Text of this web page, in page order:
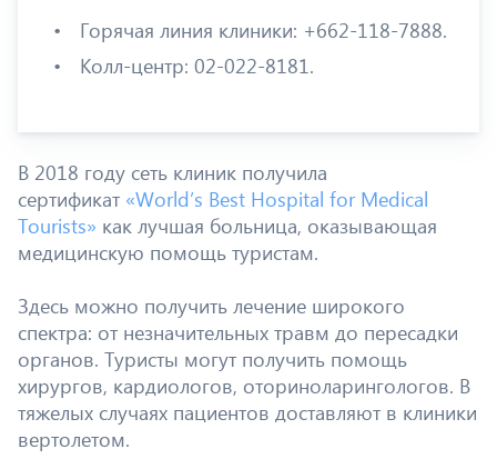
Горячая линия клиники: +662-118-7888.
Колл-центр: 02-022-8181.
В 2018 году сеть клиник получила
сертификат «World’s Best Hospital for Medical
Tourists» как лучшая больница, оказывающая
медицинскую помощь туристам.
Здесь можно получить лечение широкого
спектра: от незначительных травм до пересадки
органов. Туристы могут получить помощь
хирургов, кардиологов, оториноларингологов. В
тяжелых случаях пациентов доставляют в клиники
вертолетом.